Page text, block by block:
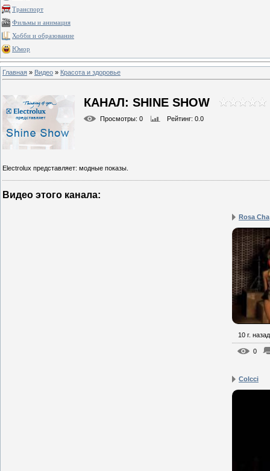
Транспорт
Фильмы и анимация
Хобби и образование
Юмор
Главная » Видео » Красота и здоровье
КАНАЛ: SHINE SHOW
Просмотры: 0 Рейтинг: 0.0
Electrolux представляет: модные показы.
Видео этого канала:
Rosa Cha
10 г. назад
0
Colcci